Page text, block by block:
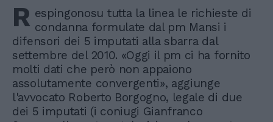
R espingonosu tutta la linea le richieste di
condanna formulate dal pm Mansi i
difensori dei 5 imputati alla sbarra dal
settembre del 2010. «Oggi il pm ci ha fornito
molti dati che però non appaiono
assolutamente convergenti», aggiunge
l'avvocato Roberto Borgogno, legale di due
dei 5 imputati (i coniugi Gianfranco